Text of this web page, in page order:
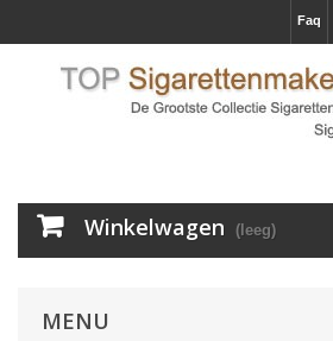
Faq
Winkelwagen (leeg)
MENU